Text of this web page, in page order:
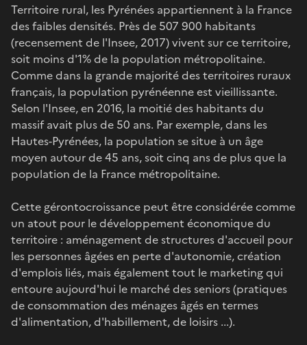
Territoire rural, les Pyrénées appartiennent à la France
des faibles densités. Près de 507 900 habitants
(recensement de l'Insee, 2017) vivent sur ce territoire,
soit moins d'1% de la population métropolitaine.
Comme dans la grande majorité des territoires ruraux
français, la population pyrénéenne est vieillissante.
Selon l'Insee, en 2016, la moitié des habitants du
massif avait plus de 50 ans. Par exemple, dans les
Hautes-Pyrénées, la population se situe à un âge
moyen autour de 45 ans, soit cinq ans de plus que la
population de la France métropolitaine.
Cette gérontocroissance peut être considérée comme
un atout pour le développement économique du
territoire : aménagement de structures d'accueil pour
les personnes âgées en perte d'autonomie, création
d'emplois liés, mais également tout le marketing qui
entoure aujourd'hui le marché des seniors (pratiques
de consommation des ménages âgés en termes
d'alimentation, d'habillement, de loisirs ...).